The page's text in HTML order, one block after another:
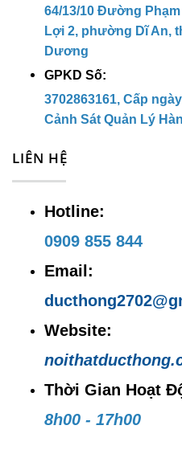
Dĩ An, Bình
Hotline:
Email:
64/13/10 Đường
Lợi 2, phường Dĩ An,
Dương
GPKD Số:
3702863161, Cấp
Cảnh Sát Quản Lý
LIÊN HỆ
Hotline:
0909 855 844
Email:
Website:
Thời Gian Hoạt
8h00 - 17h00